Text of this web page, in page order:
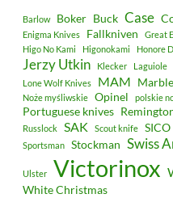
Barlow Boker Buck Case
Enigma Knives
Fallkniven
Great
Higo No Kami
Higonokami Honore
Jerzy Utkin Klecker Laguiole
Lone Wolf Knives
MAM
Noże myśliwskie
Opinel polskie
Portuguese knives
Russlock
SAK Scout knife SICO
Sportsman
Stockman Swiss
Ulster Victorinox
White Christmas